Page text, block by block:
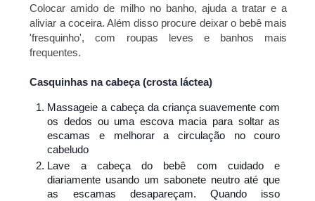
Colocar amido de milho no banho, ajuda a tratar e a
aliviar a coceira. Além disso procure deixar o bebê mais
'fresquinho', com roupas leves e banhos mais
frequentes.
Casquinhas na cabeça (crosta láctea)
Massageie a cabeça da criança suavemente com
os dedos ou uma escova macia para soltar as
escamas e melhorar a circulação no couro
cabeludo
Lave a cabeça do bebê com cuidado e
diariamente usando um sabonete neutro até que
as escamas desapareçam. Quando isso